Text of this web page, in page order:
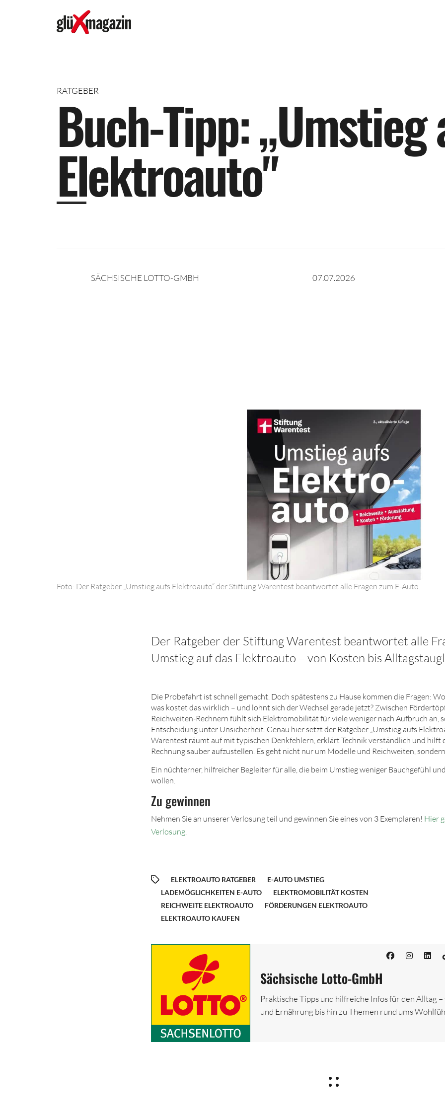
RATGEBER
Buch-Tipp:„Umstieg
Elektroauto"
SÄCHSISCHE LOTTO-GMBH 07.07.2026
Foto: Der Ratgeber „Umstieg aufs Elektroauto“ der Stiftung Warentest beantwortet alle Fragen zum E-Auto.
Der Ratgeber der Stiftung Warentest beantwortet alle
Umstieg auf das Elektroauto – von Kosten bis
Die Probefahrt ist schnell gemacht. Doch spätestens zu Hause kommen die Fragen:
was kostet das wirklich – und lohnt sich der Wechsel gerade jetzt? Zwischen
Reichweiten-Rechnern fühlt sich Elektromobilität für viele weniger nach Aufbruch an,
Entscheidung unter Unsicherheit. Genau hier setzt der Ratgeber „Umstieg aufs
Warentest räumt auf mit typischen Denkfehlern, erklärt Technik verständlich und hilft
Rechnung sauber aufzustellen. Es geht nicht nur um Modelle und Reichweiten,
Ein nüchterner, hilfreicher Begleiter für alle, die beim Umstieg weniger Bauchgefühl
wollen.
Zu gewinnen
Nehmen Sie an unserer Verlosung teil und gewinnen Sie eines von 3 Exemplaren! Hier
Verlosung
ELEKTROAUTO RATGEBER
E-AUTO UMSTIEG
LADEMÖGLICHKEITEN E-AUTO
ELEKTROMOBILITÄT KOSTEN
REICHWEITE ELEKTROAUTO
FÖRDERUNGEN ELEKTROAUTO
ELEKTROAUTO KAUFEN
Sächsische Lotto-GmbH
Praktische Tipps und hilfreiche Infos für den Alltag
und Ernährung bis hin zu Themen rund ums